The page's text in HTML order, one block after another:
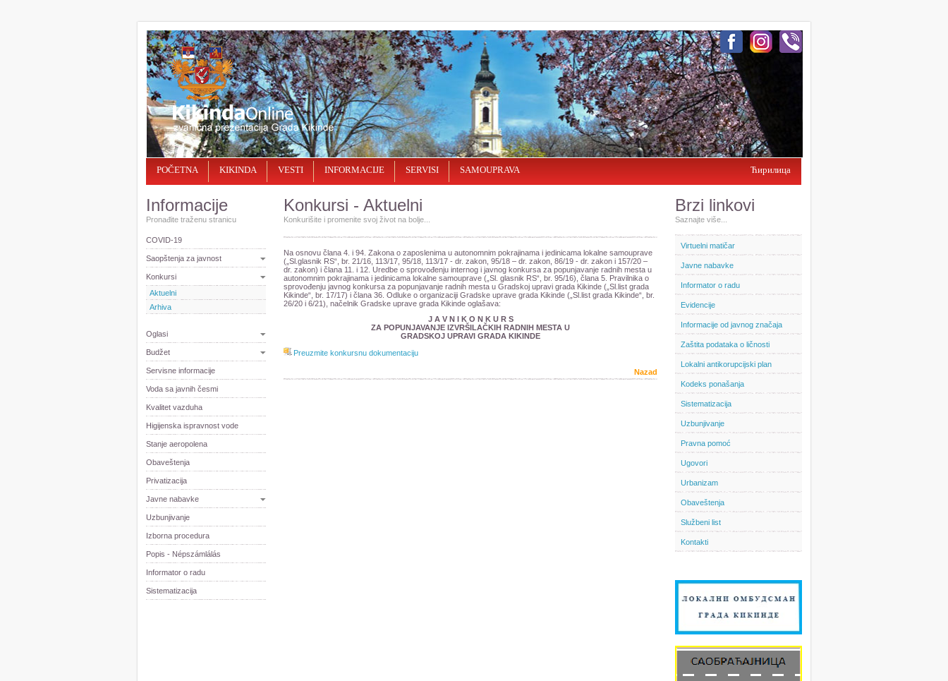
POČETNA KIKINDA VESTI INFORMACIJE SERVISI SAMOUPRAVA Ћирилица
Informacije
Pronađite traženu stranicu
COVID-19
Saopštenja za javnost
Konkursi
Aktuelni
Arhiva
Oglasi
Budžet
Servisne informacije
Voda sa javnih česmi
Kvalitet vazduha
Higijenska ispravnost vode
Stanje aeropolena
Obaveštenja
Privatizacija
Javne nabavke
Uzbunjivanje
Izborna procedura
Popis - Népszámlálás
Informator o radu
Sistematizacija
Konkursi - Aktuelni
Konkurišite i promenite svoj život na bolјe...
Na osnovu člana 4. i 94. Zakona o zaposlenima u autonomnim pokrajinama i jedinicama lokalne samouprave
(„Sl.glasnik RS“, br. 21/16, 113/17, 95/18, 113/17 - dr. zakon, 95/18 – dr. zakon, 86/19 - dr. zakon i 157/20 –
dr. zakon) i člana 11. i 12. Uredbe o sprovođenju internog i javnog konkursa za popunjavanje radnih mesta u
autonomnim pokrajinama i jedinicama lokalne samouprave („Sl. glasnik RS“, br. 95/16), člana 5. Pravilnika o
sprovođenju javnog konkursa za popunjavanje radnih mesta u Gradskoj upravi grada Kikinde („Sl.list grada
Kikinde“, br. 17/17) i člana 36. Odluke o organizaciji Gradske uprave grada Kikinde („Sl.list grada Kikinde“, br.
26/20 i 6/21), načelnik Gradske uprave grada Kikinde oglašava:
J A V N I K O N K U R S
ZA POPUNJAVANJE IZVRŠILAČKIH RADNIH MESTA U
GRADSKOJ UPRAVI GRADA KIKINDE
Preuzmite konkursnu dokumentaciju
Nazad
Brzi linkovi
Saznajte više...
Virtuelni matičar
Javne nabavke
Informator o radu
Evidencije
Informacije od javnog značaja
Zaštita podataka o ličnosti
Lokalni antikorupcijski plan
Kodeks ponašanja
Sistematizacija
Uzbunjivanje
Pravna pomoć
Ugovori
Urbanizam
Obaveštenja
Službeni list
Kontakti